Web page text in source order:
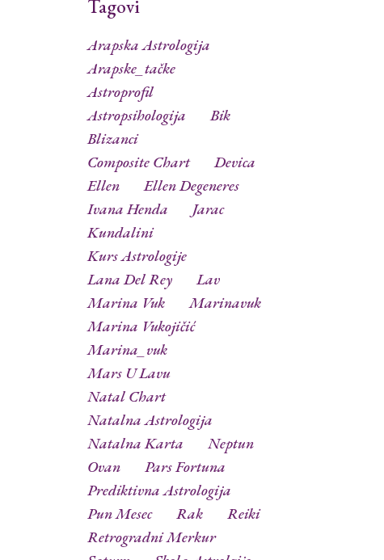
Tagovi
Arapska Astrologija
Arapske_tačke
Astroprofil
Astropsihologija
Bik
Blizanci
Composite Chart
Devica
Ellen
Ellen Degeneres
Ivana Henda
Jarac
Kundalini
Kurs Astrologije
Lana Del Rey
Lav
Marina Vuk
Marinavuk
Marina Vukojičić
Marina_vuk
Mars U Lavu
Natal Chart
Natalna Astrologija
Natalna Karta
Neptun
Ovan
Pars Fortuna
Prediktivna Astrologija
Pun Mesec
Rak
Reiki
Retrogradni Merkur